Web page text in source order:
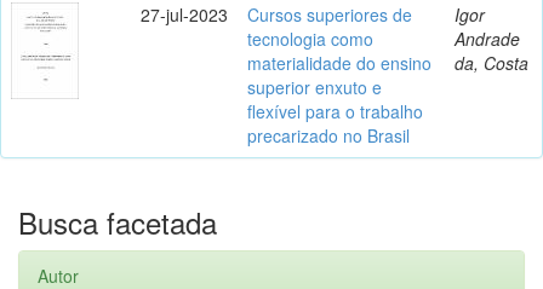
27-jul-2023
Cursos superiores de
tecnologia como
materialidade do ensino
superior enxuto e
flexível para o trabalho
precarizado no Brasil
Igor
Andrade
da, Costa
Busca facetada
Autor